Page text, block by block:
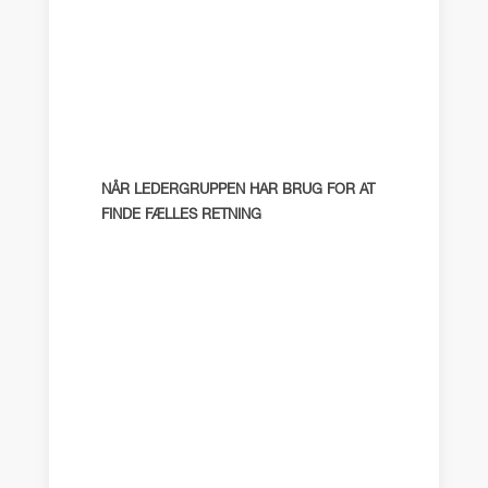
NÅR LEDERGRUPPEN HAR BRUG FOR AT
FINDE FÆLLES RETNING